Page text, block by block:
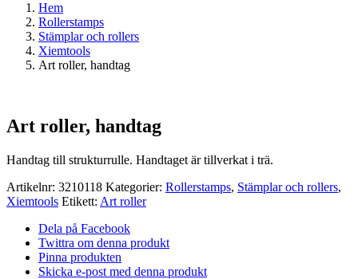
Hem
Rollerstamps
Stämplar och rollers
Xiemtools
Art roller, handtag
Art roller, handtag
Handtag till strukturrulle. Handtaget är tillverkat i trä.
Artikelnr: 3210118 Kategorier: Rollerstamps, Stämplar och rollers,
Xiemtools Etikett: Art roller
Dela på Facebook
Twittra om denna produkt
Pinna produkten
Skicka e-post med denna produkt